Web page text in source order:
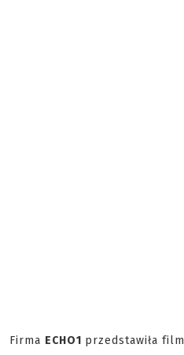
Firma ECHO1 przedstawiła film